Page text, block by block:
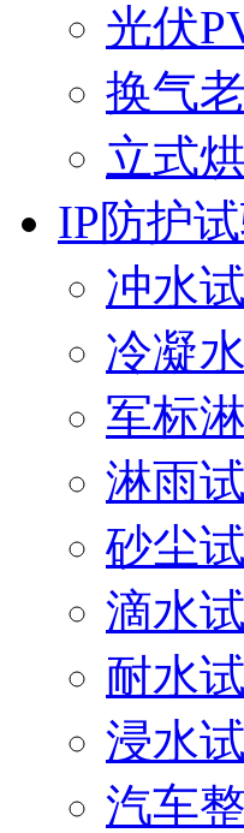
光伏
换气
立式
IP防护
冲水
冷凝
军标
淋雨
砂尘
滴水
耐水
浸水
汽车